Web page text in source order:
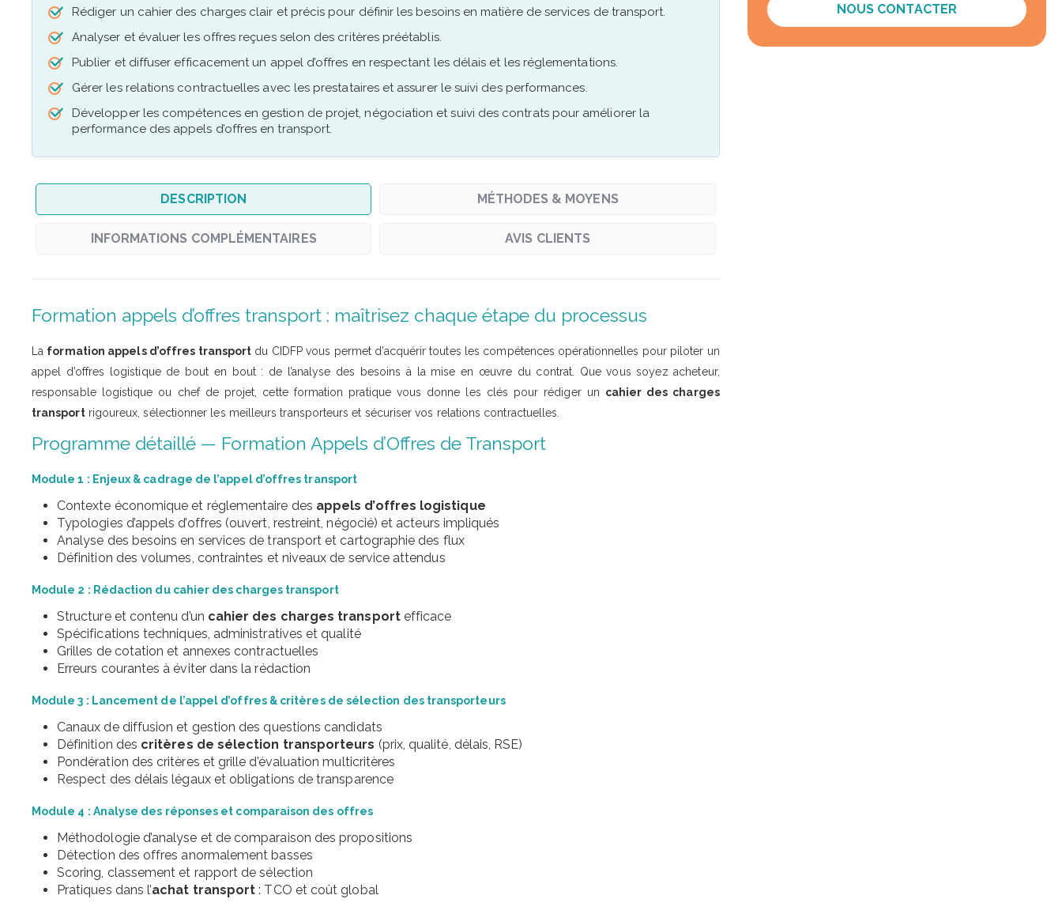
Rédiger un cahier des charges clair et précis pour définir les besoins en matière de services de transport.
Analyser et évaluer les offres reçues selon des critères préétablis.
Publier et diffuser efficacement un appel d’offres en respectant les délais et les réglementations.
Gérer les relations contractuelles avec les prestataires et assurer le suivi des performances.
Développer les compétences en gestion de projet, négociation et suivi des contrats pour améliorer la
performance des appels d’offres en transport.
DESCRIPTION MÉTHODES & MOYENS
INFORMATIONS COMPLÉMENTAIRES AVIS CLIENTS
Formation appels d’offres transport : maîtrisez chaque étape du processus
La formation appels d’offres transport du CIDFP vous permet d’acquérir toutes les compétences opérationnelles pour piloter un
appel d’offres logistique de bout en bout : de l’analyse des besoins à la mise en œuvre du contrat. Que vous soyez acheteur,
responsable logistique ou chef de projet, cette formation pratique vous donne les clés pour rédiger un cahier des charges
transportrigoureux, sélectionner les meilleurs transporteurs et sécuriser vos relations contractuelles.
Programme détaillé — Formation Appels d’Offres de Transport
Module 1 : Enjeux & cadrage de l’appel d’offres transport
Contexte économique et réglementaire des appels d’offres logistique
Typologies d’appels d’offres (ouvert, restreint, négocié) et acteurs impliqués
Analyse des besoins en services de transport et cartographie des flux
Définition des volumes, contraintes et niveaux de service attendus
Module 2 : Rédaction du cahier des charges transport
Structure et contenu d’un cahier des charges transportefficace
Spécifications techniques, administratives et qualité
Grilles de cotation et annexes contractuelles
Erreurs courantes à éviter dans la rédaction
Module 3 : Lancement de l’appel d’offres & critères de sélection des transporteurs
Canaux de diffusion et gestion des questions candidats
Définition des critères de sélection transporteurs (prix, qualité, délais, RSE)
Pondération des critères et grille d’évaluation multicritères
Respect des délais légaux et obligations de transparence
Module 4 : Analyse des réponses et comparaison des offres
Méthodologie d’analyse et de comparaison des propositions
Détection des offres anormalement basses
Scoring, classement et rapport de sélection
Pratiques dans l’achat transport : TCO et coût global
NOUS CONTACTER